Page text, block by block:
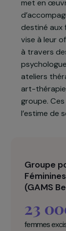
atteintes
séquelles
Pour
met en
destiné
vise à
ateliers
art-
groupe.